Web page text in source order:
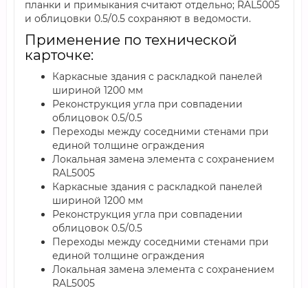
планки и примыкания считают отдельно; RAL5005
и облицовки 0.5/0.5 сохраняют в ведомости.
Применение по технической
карточке:
Каркасные здания с раскладкой панелей
шириной 1200 мм
Реконструкция угла при совпадении
облицовок 0.5/0.5
Переходы между соседними стенами при
единой толщине ограждения
Локальная замена элемента с сохранением
RAL5005
Каркасные здания с раскладкой панелей
шириной 1200 мм
Реконструкция угла при совпадении
облицовок 0.5/0.5
Переходы между соседними стенами при
единой толщине ограждения
Локальная замена элемента с сохранением
RAL5005